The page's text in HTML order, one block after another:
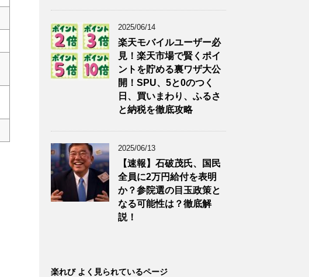
2025/06/14
楽天モバイルユーザー必
見！楽天市場で賢くポイ
ントを貯める裏ワザ大公
開！SPU、5と0のつく
日、買いまわり、ふるさ
と納税を徹底攻略
2025/06/13
【速報】石破茂氏、国民
全員に2万円給付を表明
か？参院選の目玉政策と
なる可能性は？徹底解
説！
楽れび よく見られているページ